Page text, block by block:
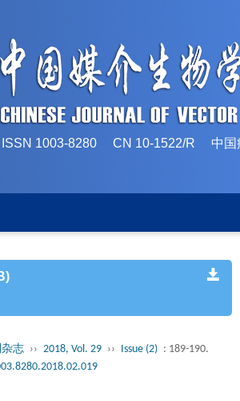
ISSN 1003-8280 CN 10-1522/R 中国
志 ›› 2018, Vol. 29 ›› Issue (2) : 189-190.